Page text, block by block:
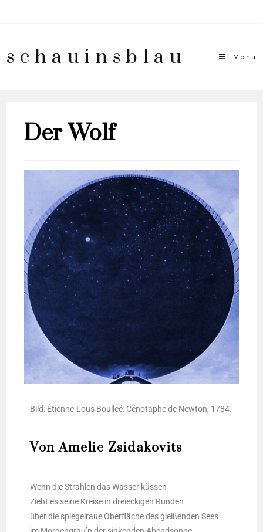
schauinsblau Menü
Der Wolf
Bild: Éti­en­ne-Lous Boul­leé: Cénota­phe de New­ton, 1784.
Von Amelie Zsidakovits
Wenn die Strah­len das Was­ser küs­sen
Zieht es sei­ne Krei­se in drei­ecki­gen Run­den
über die spie­gel­raue Ober­flä­che des glei­ßen­den Sees